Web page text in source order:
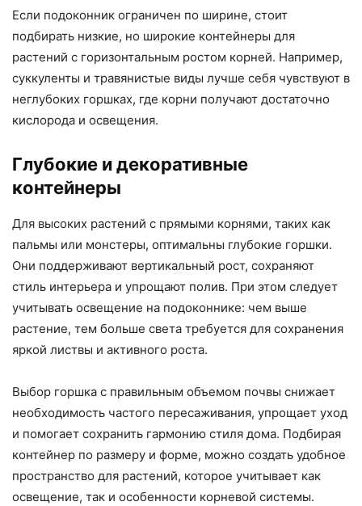
Если подоконник ограничен по ширине, стоит
подбирать низкие, но широкие контейнеры для
растений с горизонтальным ростом корней. Например,
суккуленты и травянистые виды лучше себя чувствуют в
неглубоких горшках, где корни получают достаточно
кислорода и освещения.
Глубокие и декоративные
контейнеры
Для высоких растений с прямыми корнями, таких как
пальмы или монстеры, оптимальны глубокие горшки.
Они поддерживают вертикальный рост, сохраняют
стиль интерьера и упрощают полив. При этом следует
учитывать освещение на подоконнике: чем выше
растение, тем больше света требуется для сохранения
яркой листвы и активного роста.
Выбор горшка с правильным объемом почвы снижает
необходимость частого пересаживания, упрощает уход
и помогает сохранить гармонию стиля дома. Подбирая
контейнер по размеру и форме, можно создать удобное
пространство для растений, которое учитывает как
освещение, так и особенности корневой системы.